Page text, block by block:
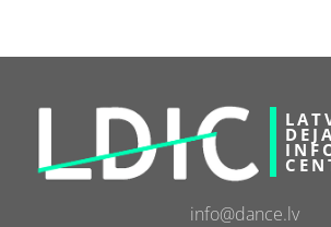
info@dance.lv